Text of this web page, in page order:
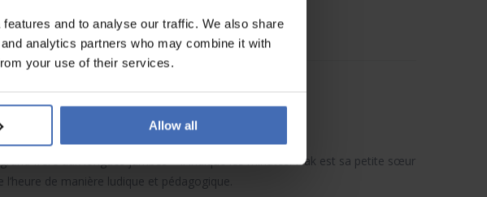
and to analyse our traffic. We also share
analytics partners who may combine it with
your use of their services.
Allow all
frère aux longues jambes – il indique les minutes. Flak est sa petite sœur
de manière ludique et pédagogique.